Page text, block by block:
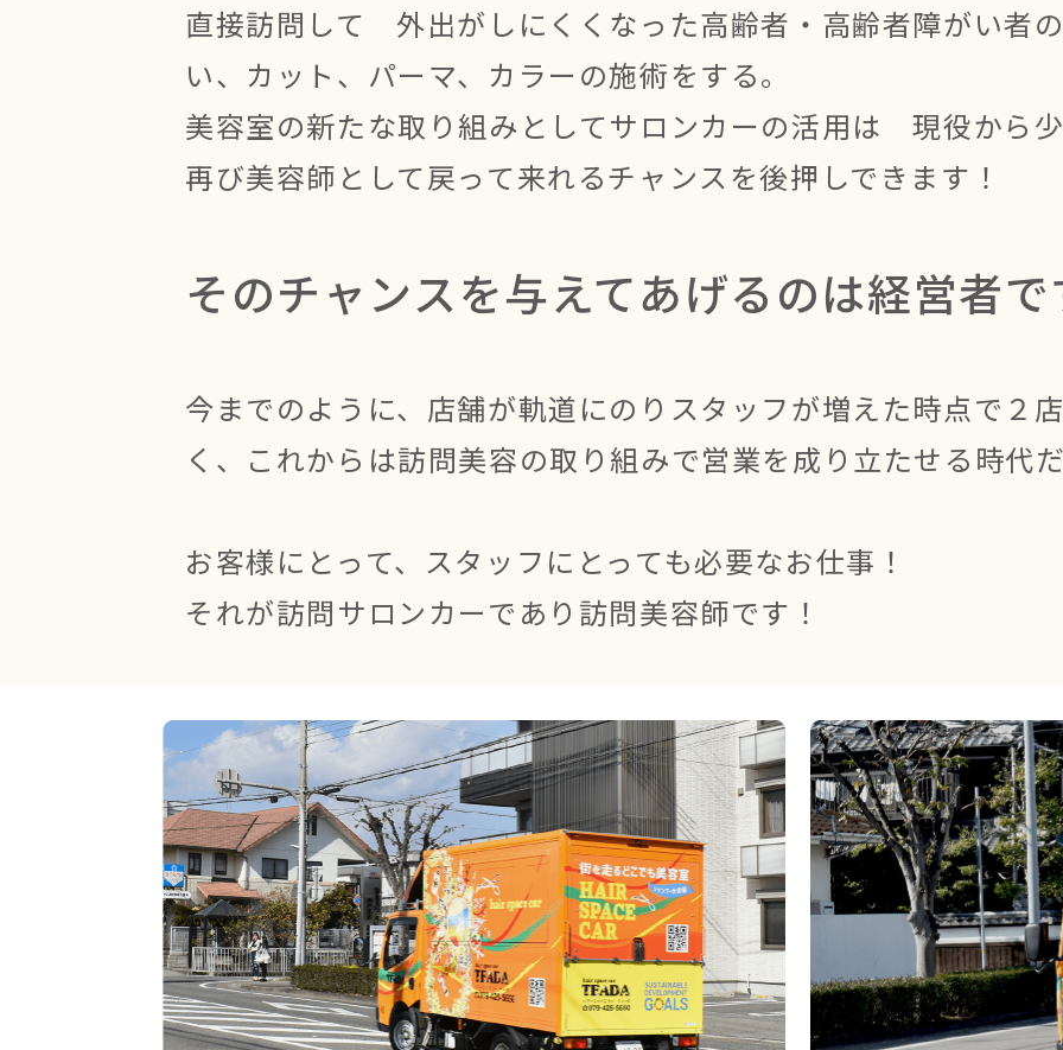
直接訪問して 外出がしにくくなった高齢者・高齢者障がい者
い、カット、パーマ、カラーの施術をする。
美容室の新たな取り組みとしてサロンカーの活用は 現役から
再び美容師として戻って来れるチャンスを後押しできます！
そのチャンスを与えてあげるのは経営者で
今までのように、店舗が軌道にのりスタッフが増えた時点で２
く、これからは訪問美容の取り組みで営業を成り立たせる時代
お客様にとって、スタッフにとっても必要なお仕事！
それが訪問サロンカーであり訪問美容師です！